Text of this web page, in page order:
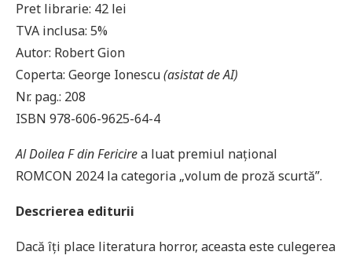
Pret librarie: 42 lei
TVA inclusa: 5%
Autor: Robert Gion
Coperta: George Ionescu(asistat de AI)
Nr. pag.: 208
ISBN 978-606-9625-64-4
Al Doilea F din Fericirea luat premiul național
ROMCON 2024 la categoria „volum de proză scurtă”.
Descrierea editurii
Dacă îți place literatura horror, aceasta este culegerea